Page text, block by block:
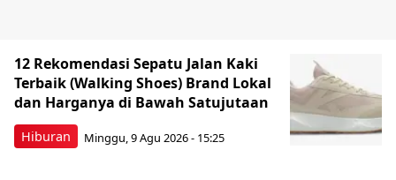
Hiburan
12 Rekomendasi Sepatu Jalan Kaki
Terbaik (Walking Shoes) Brand Lokal
dan Harganya di Bawah Satujutaan
Minggu, 9 Agu 2026 - 15:25